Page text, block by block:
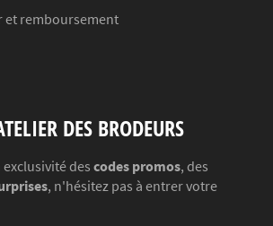
et remboursement
DES BRODEURS
des codes promos, des
, n'hésitez pas à entrer votre